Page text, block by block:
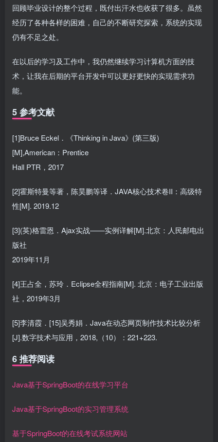
回顾毕业设计的整个过程，既付出汗水也收获了很多。虽然
经历了各种各样的困难，自己的不断研究探索，系统的实现
仍有不足之处。
在以后的学习及工作中，我仍然继续学习计算机方面的技
术，让我在后期的平台开发中可以更好更快的实现需求功
能。
5 参考文献
[1]Bruce Eckel．《Thinking in Java》(第三版)
[M],American：Prentice
Hall PTR，2017
[2]霍斯特曼等著，陈昊鹏等译．JAVA核心技术卷II：高级特
性[M]. 2019.12
[3](英)格雷恩．Ajax实战——实例详解[M].北京：人民邮电出
版社
2019年11月
[4]王占全，苏玲．Eclipse全程指南[M]. 北京：电子工业出版
社，2019年3月
[5]李清霞．[15]吴秀娟．Java在动态网页制作技术比较分析
[J].数字技术与应用，2018,（10）：221+223.
6 推荐阅读
Java基于SpringBoot的在线学习平台
Java基于SpringBoot的实习管理系统
基于SpringBoot的在线考试系统网站